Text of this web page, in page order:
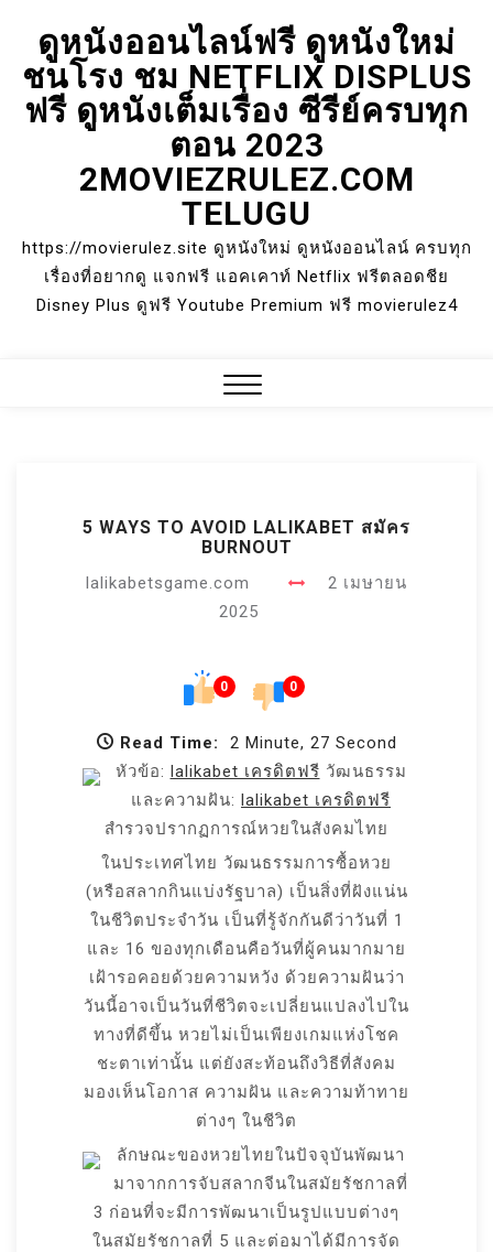
content
ดูหนังออนไลน์ฟรี ดูหนังใหม่
ชนโรง ชม NETFLIX DISPLUS
ฟรี ดูหนังเต็มเรื่อง ซีรีย์ครบทุก
ตอน 2023
2MOVIEZRULEZ.COM
TELUGU
https://movierulez.site ดูหนังใหม่ ดูหนังออนไลน์ ครบทุก
เรื่องที่อยากดู แจกฟรี แอคเคาท์ Netflix ฟรีตลอดชีย
Disney Plus ดูฟรี Youtube Premium ฟรี movierulez4
5 WAYS TO AVOID LALIKABET สมัคร
BURNOUT
lalikabetsgame.com
2 เมษายน
2025
0 0
Read Time:
2 Minute, 27 Second
หัวข้อ: lalikabet เครดิตฟรี วัฒนธรรม
และความฝัน: lalikabet เครดิตฟรี
สำรวจปรากฏการณ์หวยในสังคมไทย
ในประเทศไทย วัฒนธรรมการซื้อหวย
(หรือสลากกินแบ่งรัฐบาล) เป็นสิ่งที่ฝังแน่น
ในชีวิตประจำวัน เป็นที่รู้จักกันดีว่าวันที่ 1
และ 16 ของทุกเดือนคือวันที่ผู้คนมากมาย
เฝ้ารอคอยด้วยความหวัง ด้วยความฝันว่า
วันนี้อาจเป็นวันที่ชีวิตจะเปลี่ยนแปลงไปใน
ทางที่ดีขึ้น หวยไม่เป็นเพียงเกมแห่งโชค
ชะตาเท่านั้น แต่ยังสะท้อนถึงวิธีที่สังคม
มองเห็นโอกาส ความฝัน และความท้าทาย
ต่างๆ ในชีวิต
ลักษณะของหวยไทยในปัจจุบันพัฒนา
มาจากการจับสลากจีนในสมัยรัชกาลที่
3 ก่อนที่จะมีการพัฒนาเป็นรูปแบบต่างๆ
ในสมัยรัชกาลที่ 5 และต่อมาได้มีการจัด